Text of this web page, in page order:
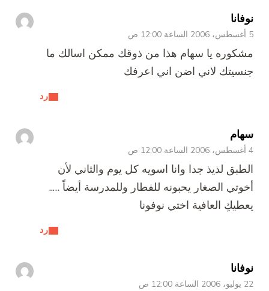
نوفانا
5 أغسطس، 2006 الساعة 12:00 ص
رد
مشكوره يا سهام هذا من ذوقك ممكن اسالك ما
جنسيتك لاني اضن اني اعرفك
سهام
4 أغسطس، 2006 الساعة 12:00 ص
رد
الطبق لذيذ جدا وانا اسويه كل يوم والثاني لأن
أخوتي الصغار يحبونه للفطار وللمدرسة أيضاً …..
يعطيكِ العافية اختي نوفونا
نوفانا
22 يوليو، 2006 الساعة 12:00 ص